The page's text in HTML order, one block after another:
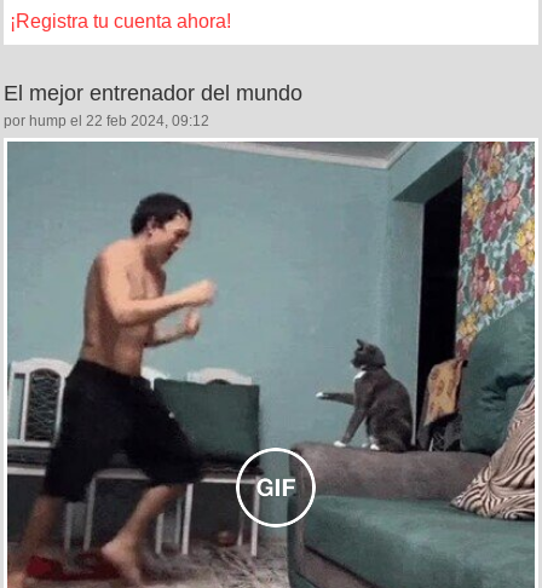
¡Registra tu cuenta ahora!
El mejor entrenador del mundo
por hump el 22 feb 2024, 09:12